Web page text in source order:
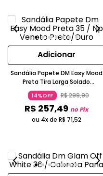
Adicionar
Sandália Papete DM Easy Mood
Preta Tira Larga Solado
Tratorado
14%OFF R$299,90
R$ 257,49 no Pix
ou 4x de R$ 71,52